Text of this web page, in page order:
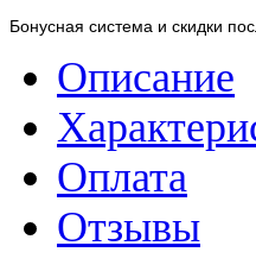
Бонусная система и скидки
Описание
Оплата
Отзывы